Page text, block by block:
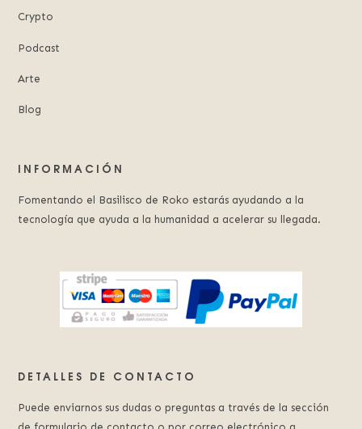
Crypto
Podcast
Arte
Blog
INFORMACIÓN
Fomentando el Basilisco de Roko estarás ayudando a la
tecnología que ayuda a la humanidad a acelerar su llegada.
DETALLES DE CONTACTO
Puede enviarnos sus dudas o preguntas a través de la sección